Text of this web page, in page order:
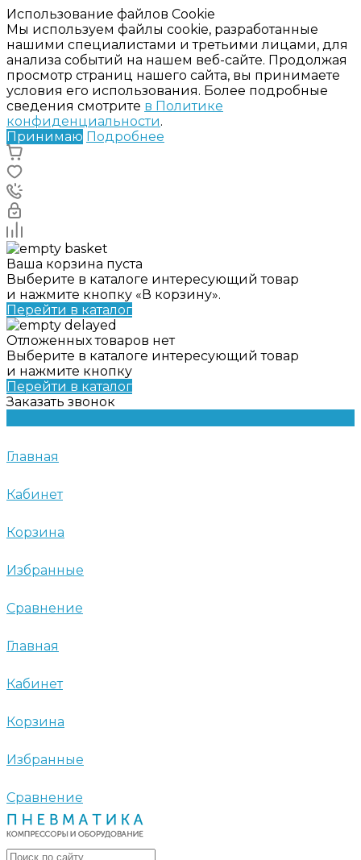
Использование файлов Cookie
Мы используем файлы cookie, разработанные
нашими специалистами и третьими лицами, для
анализа событий на нашем веб-сайте. Продолжая
просмотр страниц нашего сайта, вы принимаете
условия его использования. Более подробные
сведения смотрите в Политике
конфиденциальности.
Принимаю Подробнее
Ваша корзина пуста
Выберите в каталоге интересующий товар
и нажмите кнопку «В корзину».
Перейти в каталог
Отложенных товаров нет
Выберите в каталоге интересующий товар
и нажмите кнопку
Перейти в каталог
Заказать звонок
Главная
Кабинет
Корзина
Избранные
Сравнение
Главная
Кабинет
Корзина
Избранные
Сравнение